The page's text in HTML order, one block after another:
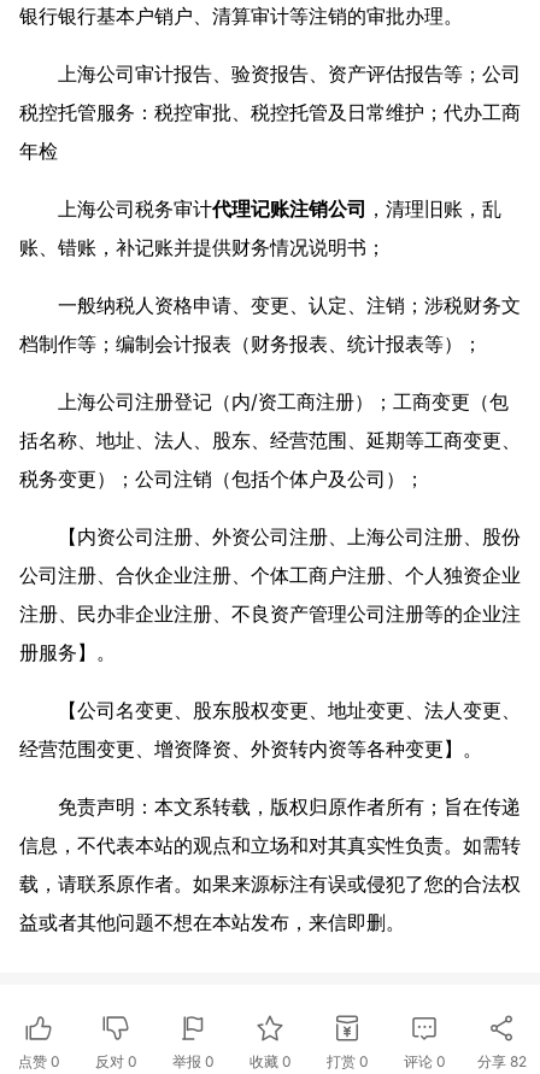
银行银行基本户销户、清算审计等注销的审批办理。
上海公司审计报告、验资报告、资产评估报告等；公司
税控托管服务：税控审批、税控托管及日常维护；代办工商
年检
上海公司税务审计代理记账注销公司 ，清理旧账，乱
账、错账，补记账并提供财务情况说明书；
一般纳税人资格申请、变更、认定、注销；涉税财务文
档制作等；编制会计报表（财务报表、统计报表等）；
上海公司注册登记（内/资工商注册）；工商变更（包
括名称、地址、法人、股东、经营范围、延期等工商变更、
税务变更）；公司注销（包括个体户及公司）；
【内资公司注册、外资公司注册、上海公司注册、股份
公司注册、合伙企业注册、个体工商户注册、个人独资企业
注册、民办非企业注册、不良资产管理公司注册等的企业注
册服务】。
【公司名变更、股东股权变更、地址变更、法人变更、
经营范围变更、增资降资、外资转内资等各种变更】。
免责声明：本文系转载，版权归原作者所有；旨在传递
信息，不代表本站的观点和立场和对其真实性负责。如需转
载，请联系原作者。如果来源标注有误或侵犯了您的合法权
益或者其他问题不想在本站发布，来信即删。
点赞 0 反对 0 举报 0 收藏 0 打赏 0 评论 0 分享 82